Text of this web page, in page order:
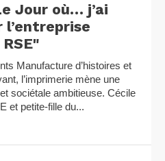
Jour où… j’ai
l’entreprise
Manufacture d’histoires et
l’imprimerie mène une
sociétale ambitieuse. Cécile
et petite-fille du...